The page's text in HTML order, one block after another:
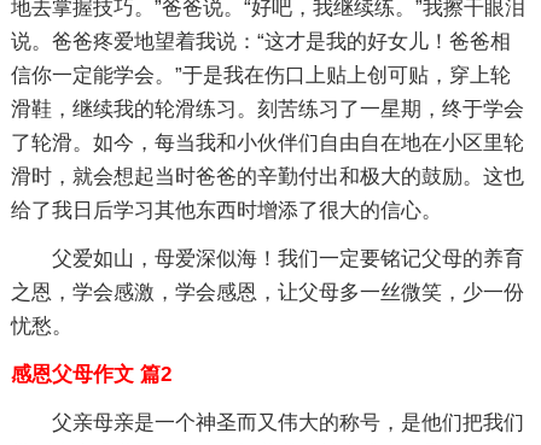
地去掌握技巧。”爸爸说。“好吧，我继续练。”我擦干眼泪
说。爸爸疼爱地望着我说：“这才是我的好女儿！爸爸相
信你一定能学会。”于是我在伤口上贴上创可贴，穿上轮
滑鞋，继续我的轮滑练习。刻苦练习了一星期，终于学会
了轮滑。如今，每当我和小伙伴们自由自在地在小区里轮
滑时，就会想起当时爸爸的辛勤付出和极大的鼓励。这也
给了我日后学习其他东西时增添了很大的信心。
父爱如山，母爱深似海！我们一定要铭记父母的养育
之恩，学会感激，学会感恩，让父母多一丝微笑，少一份
忧愁。
感恩父母作文 篇2
父亲母亲是一个神圣而又伟大的称号，是他们把我们